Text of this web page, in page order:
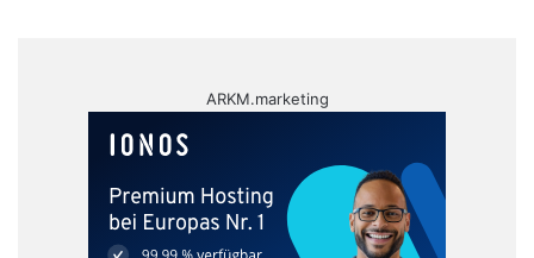
ARKM.marketing